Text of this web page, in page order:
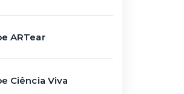
ARTear
Ciência Viva